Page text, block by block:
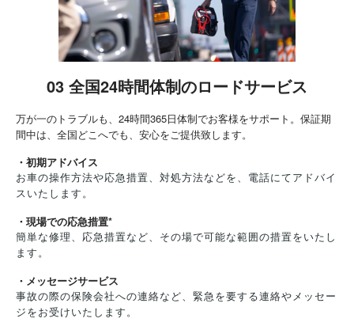
03 全国24時間体制のロードサービス
万が一のトラブルも、24時間365日体制でお客様をサポート。保証期
間中は、全国どこへでも、安心をご提供致します。
・初期アドバイス
お車の操作方法や応急措置、対処方法などを、電話にてアドバイ
スいたします。
・現場での応急措置*
簡単な修理、応急措置など、その場で可能な範囲の措置をいたし
ます。
・メッセージサービス
事故の際の保険会社への連絡など、緊急を要する連絡やメッセー
ジをお受けいたします。